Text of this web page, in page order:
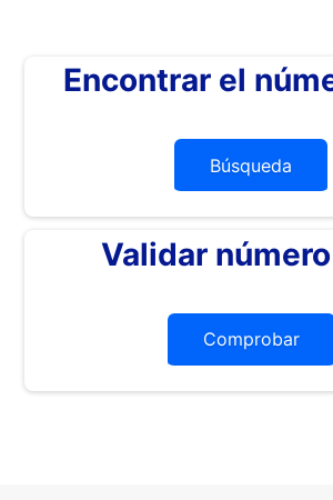
Encontrar el
Búsqueda
Validar número
Comprobar